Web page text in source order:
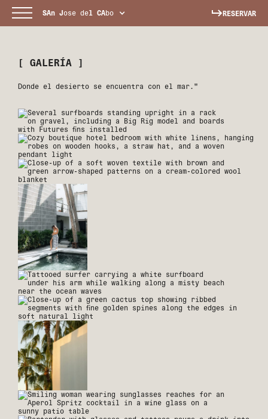
SAn Jose del CAbo RESERVAR
[ GALERÍA ]
Donde el desierto se encuentra con el mar."